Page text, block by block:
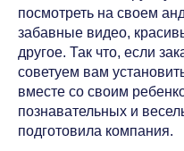
посмотреть на своем
забавные видео,
другое. Так что, если
советуем вам
вместе со своим
познавательных и
подготовила компания.